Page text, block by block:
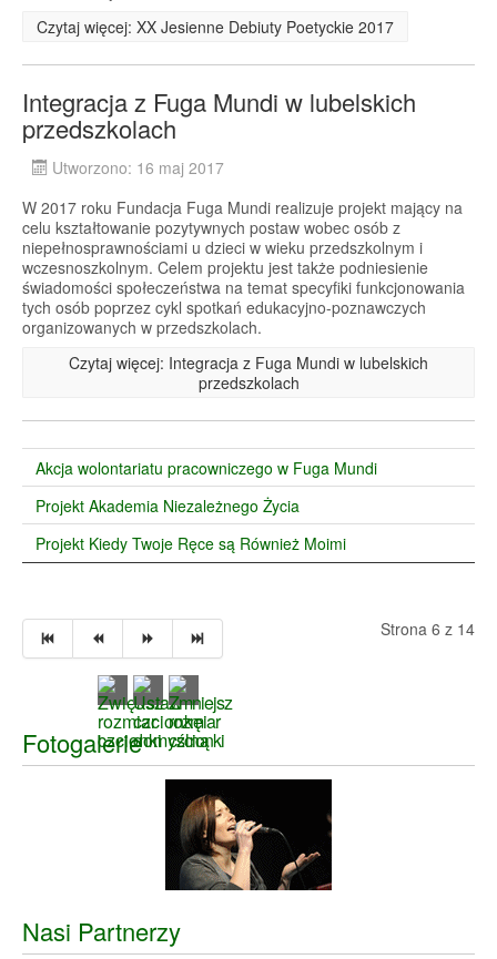
Czytaj więcej: XX Jesienne Debiuty Poetyckie 2017
Integracja z Fuga Mundi w lubelskich
przedszkolach
Utworzono: 16 maj 2017
W 2017 roku Fundacja Fuga Mundi realizuje projekt mający na
celu kształtowanie pozytywnych postaw wobec osób z
niepełnosprawnościami u dzieci w wieku przedszkolnym i
wczesnoszkolnym. Celem projektu jest także podniesienie
świadomości społeczeństwa na temat specyfiki funkcjonowania
tych osób poprzez cykl spotkań edukacyjno-poznawczych
organizowanych w przedszkolach.
Czytaj więcej: Integracja z Fuga Mundi w lubelskich
przedszkolach
Akcja wolontariatu pracowniczego w Fuga Mundi
Projekt Akademia Niezależnego Życia
Projekt Kiedy Twoje Ręce są Również Moimi
Strona 6 z 14
Fotogalerie
Nasi Partnerzy